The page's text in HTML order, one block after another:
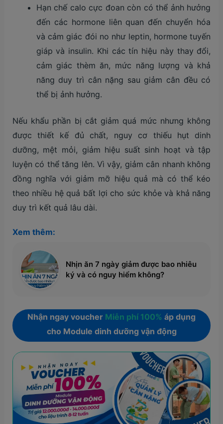
Hạn chế calo cực đoan còn có thể ảnh hưởng
đến các hormone liên quan đến chuyển hóa
và cảm giác đói no như leptin, hormone tuyến
giáp và insulin. Khi các tín hiệu này thay đổi,
cảm giác thèm ăn, mức năng lượng và khả
năng duy trì cân nặng sau giảm cân đều có
thể bị ảnh hưởng.
Nếu khẩu phần bị cắt giảm quá mức nhưng không
được thiết kế đủ chất, nguy cơ thiếu hụt dinh
dưỡng, mệt mỏi, giảm hiệu suất sinh hoạt và tập
luyện có thể tăng lên. Vì vậy, giảm cân nhanh không
đồng nghĩa với giảm mỡ hiệu quả mà có thể kéo
theo nhiều hệ quả bất lợi cho sức khỏe và khả năng
duy trì kết quả lâu dài.
Xem thêm:
Nhịn ăn 7 ngày giảm được bao nhiêu
ký và có nguy hiểm không?
Nhận ngay voucher Miễn phí 100% áp dụng
cho Module dinh dưỡng vận động